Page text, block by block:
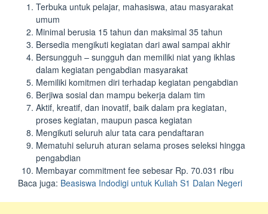
Terbuka untuk pelajar, mahasiswa, atau masyarakat
umum
Minimal berusia 15 tahun dan maksimal 35 tahun
Bersedia mengikuti kegiatan dari awal sampai akhir
Bersungguh – sungguh dan memiliki niat yang ikhlas
dalam kegiatan pengabdian masyarakat
Memiliki komitmen diri terhadap kegiatan pengabdian
Berjiwa sosial dan mampu bekerja dalam tim
Aktif, kreatif, dan inovatif, baik dalam pra kegiatan,
proses kegiatan, maupun pasca kegiatan
Mengikuti seluruh alur tata cara pendaftaran
Mematuhi seluruh aturan selama proses seleksi hingga
pengabdian
Membayar commitment fee sebesar Rp. 70.031 ribu
Baca juga: Beasiswa Indodigi untuk Kuliah S1 Dalan Negeri